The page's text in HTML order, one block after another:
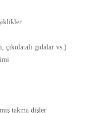
çikolatalı gıdalar vs.)
takma dişler